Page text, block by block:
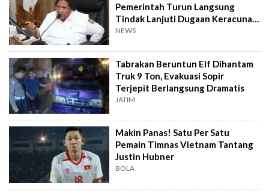
Pemerintah Turun Langsung
Tindak Lanjuti Dugaan Keracunan
Makanan Jayapura
NEWS
Tabrakan Beruntun Elf Dihantam
Truk 9 Ton, Evakuasi Sopir
Terjepit Berlangsung Dramatis
JATIM
Makin Panas! Satu Per Satu
Pemain Timnas Vietnam Tantang
Justin Hubner
BOLA